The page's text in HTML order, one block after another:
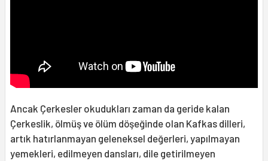
Ancak Çerkesler okudukları zaman da geride kalan
Çerkeslik, ölmüş ve ölüm döşeğinde olan Kafkas dilleri,
artık hatırlanmayan geleneksel değerleri, yapılmayan
yemekleri, edilmeyen dansları, dile getirilmeyen